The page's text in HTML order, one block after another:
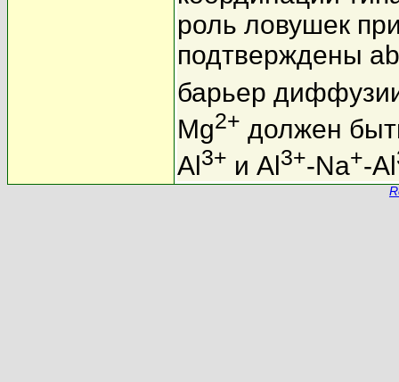
роль ловушек
подтверждены
барьер
Mg2+ должен
Al3+ и Al3+-Na+-Al